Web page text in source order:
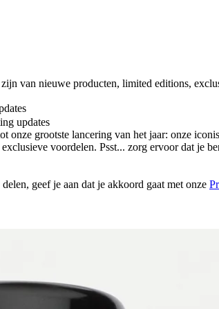
van nieuwe producten, limited editions,
updates
onze grootste lancering van het jaar: onze
voordelen. Psst... zorg ervoor dat je
geef je aan dat je akkoord gaat met onze